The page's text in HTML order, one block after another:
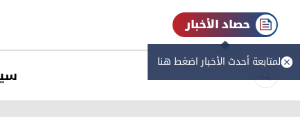
حصاد الأخبار
لمتابعة أحدث الأخبار اضغط هنا